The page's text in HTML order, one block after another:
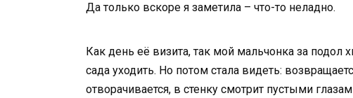
Да только вскоре я заметила – что-то неладно.
Как день её визита, так мой мальчонка за подол
сада уходить. Но потом стала видеть:
отворачивается, в стенку смотрит пустыми